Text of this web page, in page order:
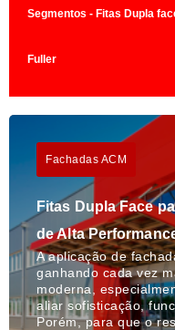
Segmentos - Fitas Dupla
Fuller
Fachadas ACM
Fitas Dupla Face
de Alta
A aplicação de
ganhando cada vez
moderna,
aliar sofisticação,
Porém, para que o